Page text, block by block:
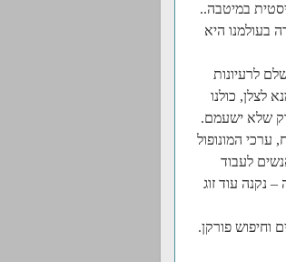
במיטבה..
בעולמנו היא
לרעיונות
לצלן, כולנו
שלא ישעמם.
המונופול
לעבוד
נקנה עוד זוג
וחיפוש פורקן.